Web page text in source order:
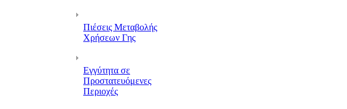
Πιέσεις Μεταβολής
Χρήσεων Γης
Εγγύτητα σε
Προστατευόμενες
Περιοχές